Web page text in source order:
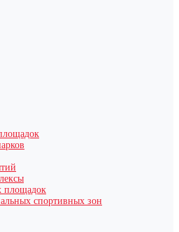
площадок
спортивных зон